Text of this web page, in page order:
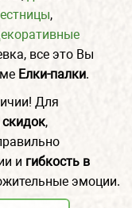
,
все это Вы
Елки-палки.
Для
,
и гибкость в
эмоции.